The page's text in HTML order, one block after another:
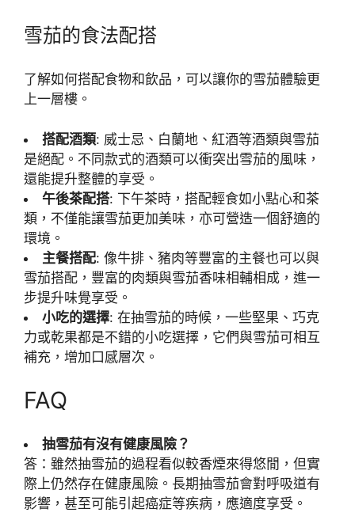
雪茄的食法配搭
了解如何搭配食物和飲品，可以讓你的雪茄體驗更
上一層樓。
搭配酒類: 威士忌、白蘭地、紅酒等酒類與雪茄
是絕配。不同款式的酒類可以衝突出雪茄的風味，
還能提升整體的享受。
午後茶配搭: 下午茶時，搭配輕食如小點心和茶
類，不僅能讓雪茄更加美味，亦可營造一個舒適的
環境。
主餐搭配: 像牛排、豬肉等豐富的主餐也可以與
雪茄搭配，豐富的肉類與雪茄香味相輔相成，進一
步提升味覺享受。
小吃的選擇: 在抽雪茄的時候，一些堅果、巧克
力或乾果都是不錯的小吃選擇，它們與雪茄可相互
補充，增加口感層次。
FAQ
抽雪茄有沒有健康風險？
答：雖然抽雪茄的過程看似較香煙來得悠閒，但實
際上仍然存在健康風險。長期抽雪茄會對呼吸道有
影響，甚至可能引起癌症等疾病，應適度享受。